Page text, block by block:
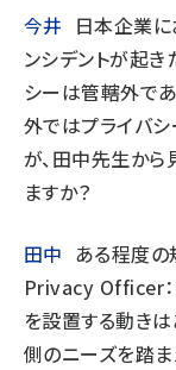
今井 日本企業に
ンシデントが起き
シーは管轄外で
外ではプライバ
が、田中先生から
ますか？
田中 ある程度の
Privacy Officer：
を設置する動きは
側のニーズを踏